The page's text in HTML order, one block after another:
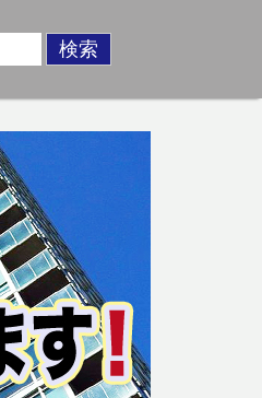
あるが相場より
致します！